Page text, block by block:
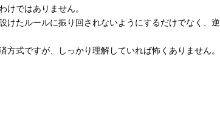
けではありません。
けたルールに振り回されないようにするだけでなく、逆
方式ですが、しっかり理解していれば怖くありません。